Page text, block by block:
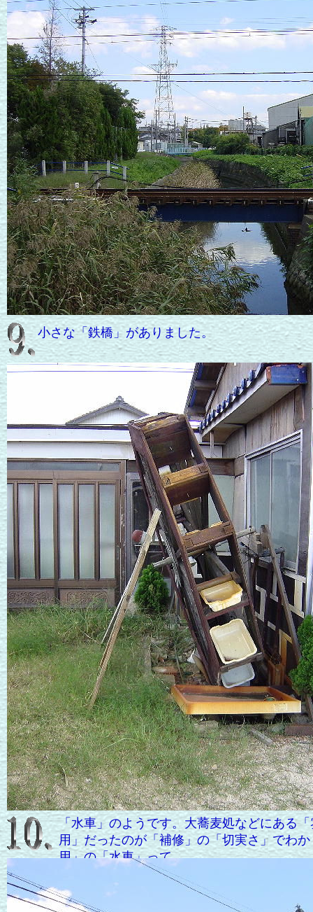
「水車」のようです。大蕎麦処などにある
用」だったのが「補修」の「切実さ」でわ
用」の「水車」って......
小さな「鉄橋」がありました。